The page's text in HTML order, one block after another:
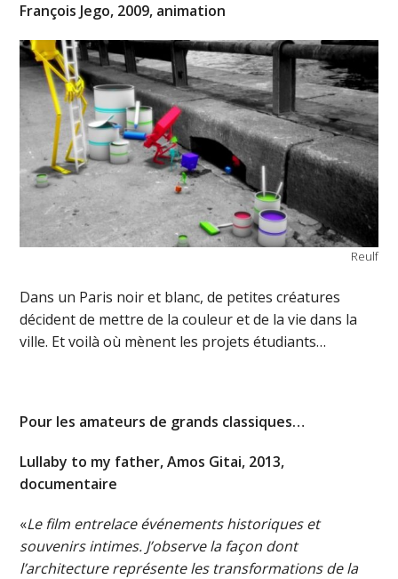
François Jego, 2009, animation
Reulf
Dans un Paris noir et blanc, de petites créatures
décident de mettre de la couleur et de la vie dans la
ville. Et voilà où mènent les projets étudiants…
Pour les amateurs de grands classiques…
Lullaby to my father, Amos Gitai, 2013,
documentaire
«Le film entrelace événements historiques et
souvenirs intimes. J’observe la façon dont
l’architecture représente les transformations de la